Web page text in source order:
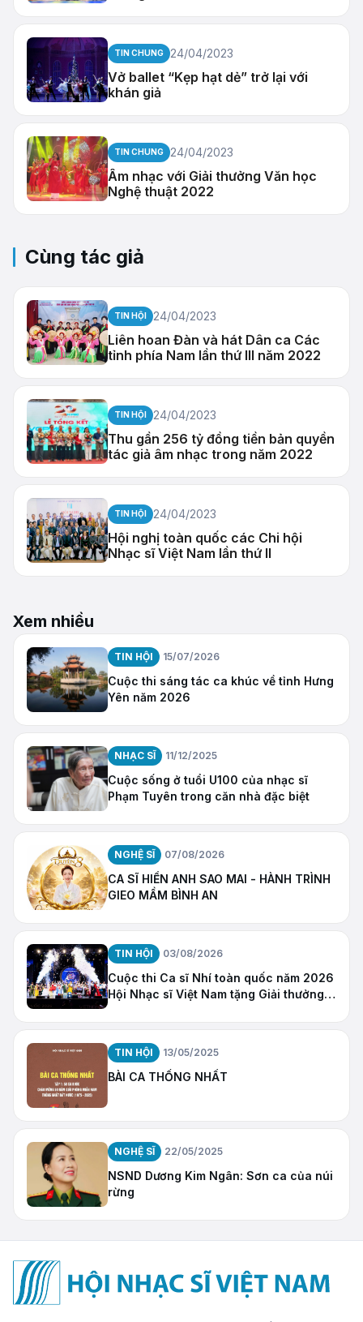
TIN CHUNG 24/04/2023
Vở ballet “Kẹp hạt dẻ” trở lại với
khán giả
TIN CHUNG 24/04/2023
Âm nhạc với Giải thưởng Văn học
Nghệ thuật 2022
Cùng tác giả
TIN HỘI 24/04/2023
Liên hoan Đàn và hát Dân ca Các
tỉnh phía Nam lần thứ III năm 2022
TIN HỘI 24/04/2023
Thu gần 256 tỷ đồng tiền bản quyền
tác giả âm nhạc trong năm 2022
TIN HỘI 24/04/2023
Hội nghị toàn quốc các Chi hội
Nhạc sĩ Việt Nam lần thứ II
Xem nhiều
TIN HỘI 15/07/2026
Cuộc thi sáng tác ca khúc về tỉnh Hưng
Yên năm 2026
NHẠC SĨ 11/12/2025
Cuộc sống ở tuổi U100 của nhạc sĩ
Phạm Tuyên trong căn nhà đặc biệt
NGHỆ SĨ 07/08/2026
CA SĨ HIỀN ANH SAO MAI - HÀNH TRÌNH
GIEO MẦM BÌNH AN
TIN HỘI 03/08/2026
Cuộc thi Ca sĩ Nhí toàn quốc năm 2026
Hội Nhạc sĩ Việt Nam tặng Giải thưởng
TIN HỘI 13/05/2025
BÀI CA THỐNG NHẤT
NGHỆ SĨ 22/05/2025
NSND Dương Kim Ngân: Sơn ca của núi
rừng